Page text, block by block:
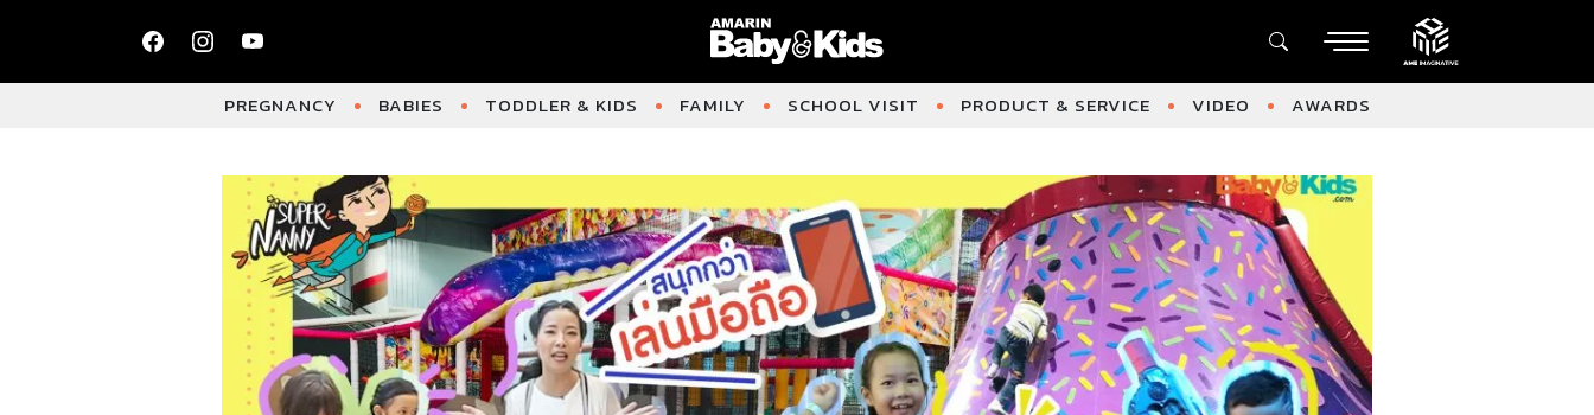
PREGNANCY BABIES TODDLER & KIDS FAMILY SCHOOL VISIT PRODUCT & SERVICE VIDEO AWARDS